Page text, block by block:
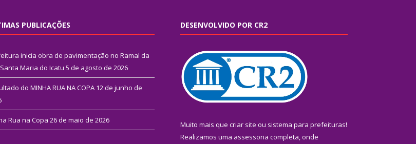
PUBLICAÇÕES
inicia obra de pavimentação no Ramal da
Maria do Icatu 5 de agosto de 2026
do MINHA RUA NA COPA 12 de junho de
Rua na Copa 26 de maio de 2026
DESENVOLVIDO POR CR2
Muito mais que criar site ou sistema para prefeituras!
Realizamos uma assessoria completa, onde